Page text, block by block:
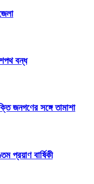
বন্ধ
জনগণের সঙ্গে তামাশা
প্রয়াণ বার্ষিকী